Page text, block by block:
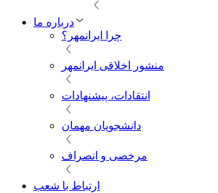
درباره ما
چرا ایرانمهر؟
منشور اخلاقی ایرانمهر
انتقادات، پیشنهادات
دانشجویان مهمان
مرخصی و انصراف
ارتباط با شعب